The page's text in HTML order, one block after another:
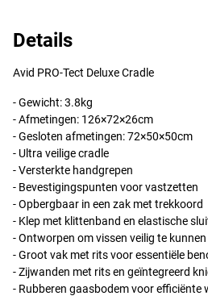
Details
Avid PRO-Tect Deluxe Cradle
- Gewicht: 3.8kg
- Afmetingen: 126×72×26cm
- Gesloten afmetingen: 72×50×50cm
- Ultra veilige cradle
- Versterkte handgrepen
- Bevestigingspunten voor vastzetten
- Opbergbaar in een zak met trekkoord
- Klep met klittenband en elastische
- Ontworpen om vissen veilig te
- Groot vak met rits voor essentiële
- Zijwanden met rits en geïntegreerd
- Rubberen gaasbodem voor efficiënte